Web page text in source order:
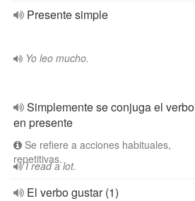
Presente simple
Yo leo mucho.
Simplemente se conjuga el verbo
en presente
Se refiere a acciones habituales,
repetitivas.
I read a lot.
El verbo gustar (1)